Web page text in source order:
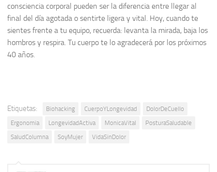
consciencia corporal pueden ser la diferencia entre llegar al
final del día agotada o sentirte ligera y vital. Hoy, cuando te
sientes frente a tu equipo, recuerda: levanta la mirada, baja los
hombros y respira. Tu cuerpo te lo agradecerá por los próximos
40 años.
Etiquetas: Biohacking CuerpoYLongevidad
DolorDeCuello
Ergonomia
LongevidadActiva MonicaVital
PosturaSaludable
SaludColumna
SoyMujer VidaSinDolor